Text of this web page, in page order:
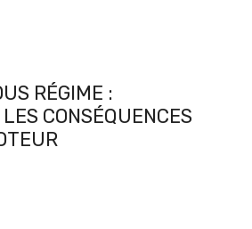
RÉGIME :
CONSÉQUENCES